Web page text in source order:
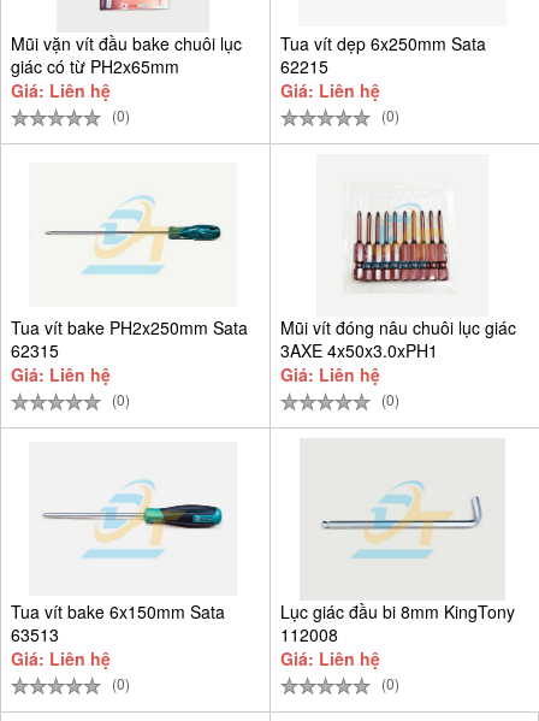
Mũi vặn vít đầu bake chuôi lục
giác có từ PH2x65mm
Giá: Liên hệ
(0)
Tua vít dẹp 6x250mm Sata
62215
Giá: Liên hệ
(0)
Tua vít bake PH2x250mm Sata
62315
Giá: Liên hệ
(0)
Mũi vít đóng nâu chuôi lục giác
3AXE 4x50x3.0xPH1
Giá: Liên hệ
(0)
Tua vít bake 6x150mm Sata
63513
Giá: Liên hệ
(0)
Lục giác đầu bi 8mm KingTony
112008
Giá: Liên hệ
(0)